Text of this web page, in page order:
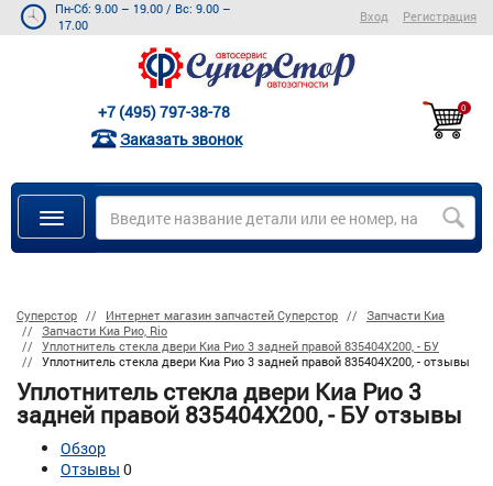
Пн-Сб: 9.00 – 19.00 / Вс: 9.00 –
17.00
Вход Регистрация
+7 (495) 797-38-78
Заказать звонок
0
Суперстор Интернет магазин запчастей Суперстор
Запчасти Киа
Запчасти Киа Рио, Rio
Уплотнитель стекла двери Киа Рио 3 задней правой 835404X200, - БУ
Уплотнитель стекла двери Киа Рио 3 задней правой 835404X200, - отзывы
Уплотнитель стекла двери Киа Рио 3
задней правой 835404X200, - БУ отзывы
Обзор
Отзывы 0